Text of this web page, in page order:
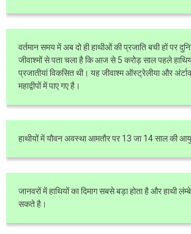
वर्तमान समय में अब दो ही हाथीओं की प्रजाति बची हों पर
जीवाश्मों से पता चला है कि आज से 5 करोड़ साल पहले
प्रजातीयां विकसित थी। यह जीवाश्म ऑस्ट्रेलीया और
महाद्वीपों में पाए गए है।
हाथीयों में यौवन अवस्था आमतौर पर 13 जा 14 साल की
जानवरों में हाथियों का दिमाग सबसे बड़ा होता है और हाथी
सकते है।